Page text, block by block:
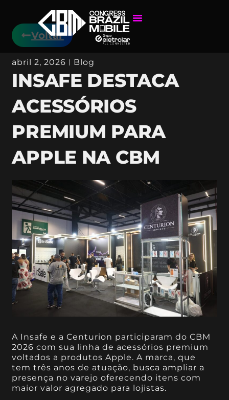
Voltar
abril 2, 2026 Blog
INSAFE DESTACA
ACESSÓRIOS
PREMIUM PARA
APPLE NA CBM
A Insafe e a Centurion participaram do CBM
2026 com sua linha de acessórios premium
voltados a produtos Apple. A marca, que
tem três anos de atuação, busca ampliar a
presença no varejo oferecendo itens com
maior valor agregado para lojistas.